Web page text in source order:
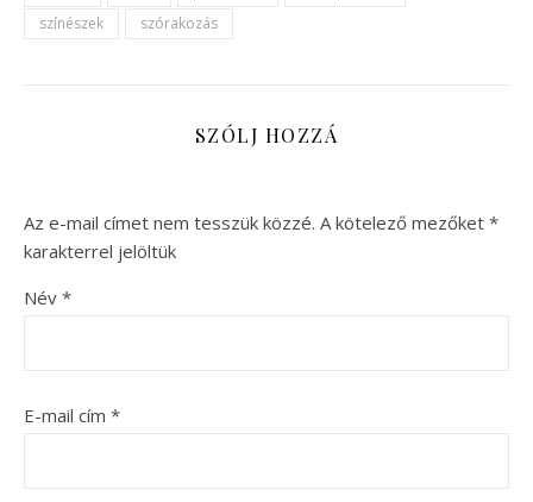
színészek
szórakozás
SZÓLJ HOZZÁ
Az e-mail címet nem tesszük közzé. A kötelező mezőket *
karakterrel jelöltük
Név *
E-mail cím *